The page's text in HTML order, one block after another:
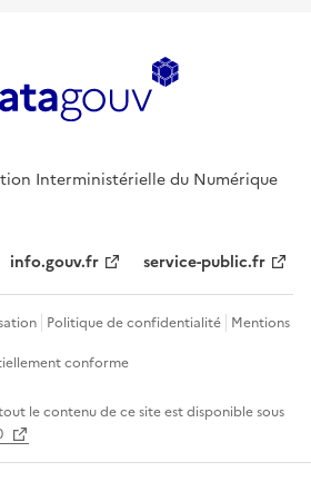
Interministérielle du Numérique
info.gouv.fr service-public.fr
Politique de confidentialité Mentions
conforme
le contenu de ce site est disponible sous